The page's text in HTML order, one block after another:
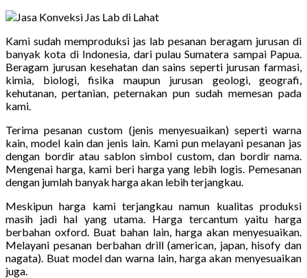
Kami sudah memproduksi jas lab pesanan beragam jurusan di
banyak kota di Indonesia, dari pulau Sumatera sampai Papua.
Beragam jurusan kesehatan dan sains seperti jurusan farmasi,
kimia, biologi, fisika maupun jurusan geologi, geografi,
kehutanan, pertanian, peternakan pun sudah memesan pada
kami.
Terima pesanan custom (jenis menyesuaikan) seperti warna
kain, model kain dan jenis lain. Kami pun melayani pesanan jas
dengan bordir atau sablon simbol custom, dan bordir nama.
Mengenai harga, kami beri harga yang lebih logis. Pemesanan
dengan jumlah banyak harga akan lebih terjangkau.
Meskipun harga kami terjangkau namun kualitas produksi
masih jadi hal yang utama. Harga tercantum yaitu harga
berbahan oxford. Buat bahan lain, harga akan menyesuaikan.
Melayani pesanan berbahan drill (american, japan, hisofy dan
nagata). Buat model dan warna lain, harga akan menyesuaikan
juga.